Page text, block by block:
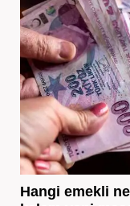
Hangi emekli